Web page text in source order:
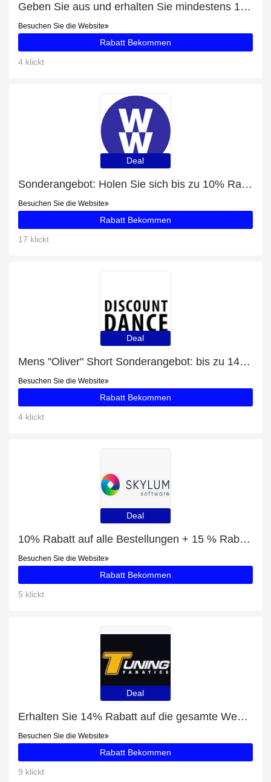
Geben Sie aus und erhalten Sie mindestens 13% Rabatt für Camicia non iron azzurra fitted andorra andorra francese
Besuchen Sie die Website
Rabatt Bekommen
4 klickt
Deal
Sonderangebot: Holen Sie sich bis zu 10% Rabatt auf 6 Monate Standard
Besuchen Sie die Website
Rabatt Bekommen
17 klickt
Deal
Mens "Oliver" Short Sonderangebot: bis zu 14% Rabatt
Besuchen Sie die Website
Rabatt Bekommen
4 klickt
Deal
10% Rabatt auf alle Bestellungen + 15 % Rabatt auf Vier Jahreszeiten
Besuchen Sie die Website
Rabatt Bekommen
5 klickt
Deal
Erhalten Sie 14% Rabatt auf die gesamte Website | 10% Rabatt auf Radkappen
Besuchen Sie die Website
Rabatt Bekommen
9 klickt